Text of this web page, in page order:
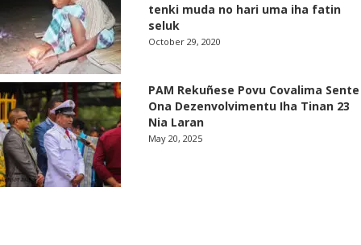
tenki muda no hari uma iha fatin
seluk
October 29, 2020
PAM Rekuñese Povu Covalima Sente
Ona Dezenvolvimentu Iha Tinan 23
Nia Laran
May 20, 2025